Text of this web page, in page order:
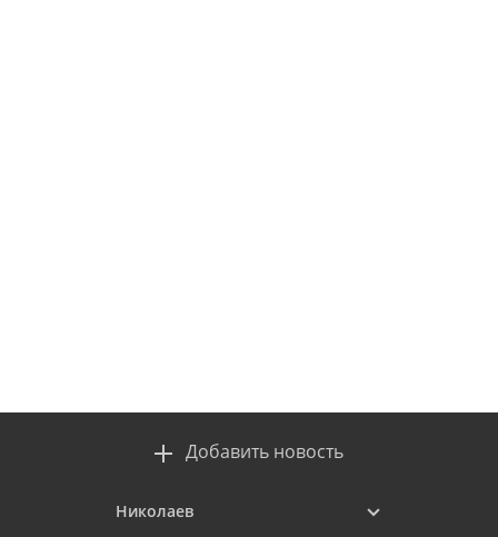
Добавить новость
Николаев